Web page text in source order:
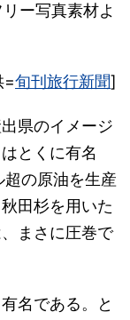
ー写真素材よ
=旬刊旅行新聞]
県のイメージ
とくに有名
の原油を生産
田杉を用いた
まさに圧巻で
名である。と